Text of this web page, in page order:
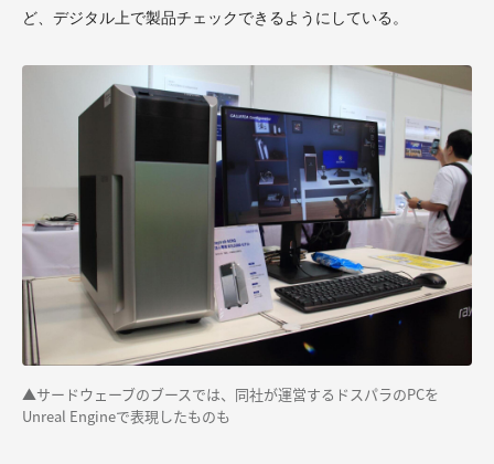
ど、デジタル上で製品チェックできるようにしている。
▲サードウェーブのブースでは、同社が運営するドスパラのPCを
Unreal Engineで表現したものも